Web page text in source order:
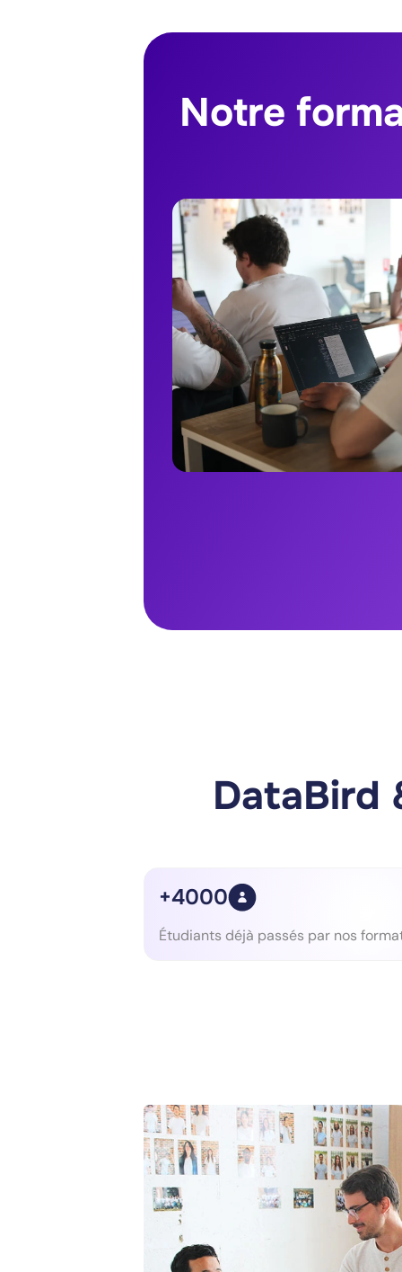
Notre
DataBird
+4000
Étudiants déjà passés par nos